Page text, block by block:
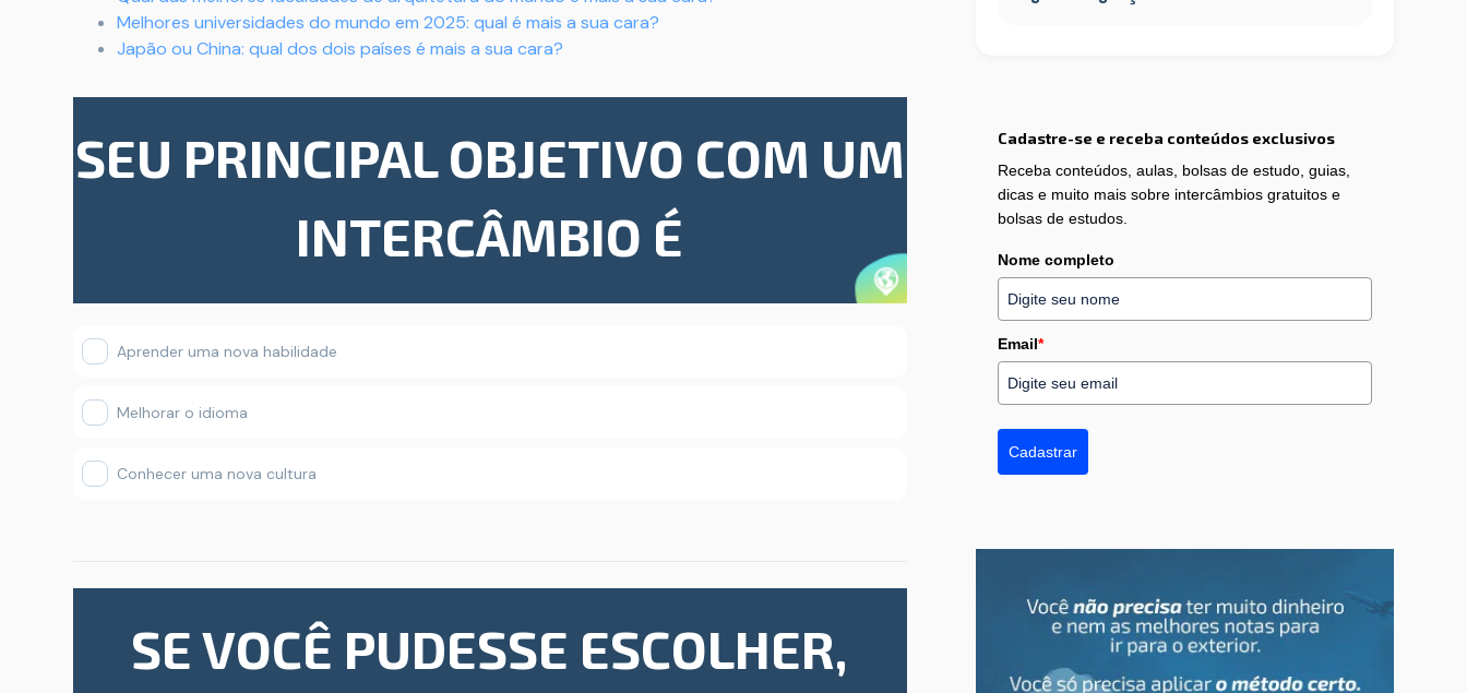
Melhores universidades do mundo em 2025: qual é mais a sua cara?
Japão ou China: qual dos dois países é mais a sua cara?
SEU PRINCIPAL OBJETIVO COM UM
INTERCÂMBIO É
Aprender uma nova habilidade
Melhorar o idioma
Conhecer uma nova cultura
SE VOCÊ PUDESSE ESCOLHER,
Cadastre-se e receba conteúdos exclusivos
Receba conteúdos, aulas, bolsas de estudo, guias,
dicas e muito mais sobre intercâmbios gratuitos e
bolsas de estudos.
Nome completo
Email*
Cadastrar